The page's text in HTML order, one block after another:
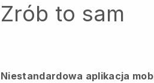
Zrób to sam
Niestandardowa aplikacja